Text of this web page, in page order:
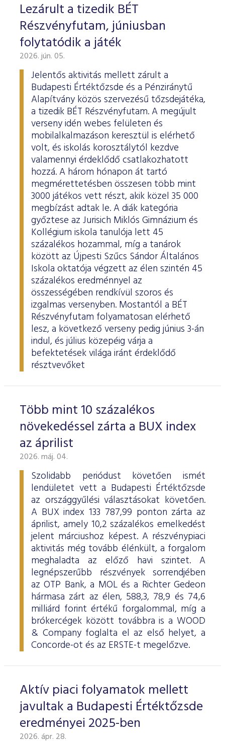
Lezárult a tizedik BÉT
Részvényfutam, júniusban
folytatódik a játék
2026. jún. 05.
Jelentős aktivitás mellett zárult a
Budapesti Értéktőzsde és a Pénziránytű
Alapítvány közös szervezésű tőzsdejátéka,
a tizedik BÉT Részvényfutam. A megújult
verseny idén webes felületen és
mobilalkalmazáson keresztül is elérhető
volt, és iskolás korosztálytól kezdve
valamennyi érdeklődő csatlakozhatott
hozzá. A három hónapon át tartó
megmérettetésben összesen több mint
3000 játékos vett részt, akik közel 35 000
megbízást adtak le. A diák kategória
győztese az Jurisich Miklós Gimnázium és
Kollégium iskola tanulója lett 45
százalékos hozammal, míg a tanárok
között az Újpesti Szűcs Sándor Általános
Iskola oktatója végzett az élen szintén 45
százalékos eredménnyel az
összességében rendkívül szoros és
izgalmas versenyben. Mostantól a BÉT
Részvényfutam folyamatosan elérhető
lesz, a következő verseny pedig június 3-án
indul, és július közepéig várja a
befektetések világa iránt érdeklődő
résztvevőket
Több mint 10 százalékos
növekedéssel zárta a BUX index
az áprilist
2026. máj. 04.
Szolidabb periódust követően ismét
lendületet vett a Budapesti Értéktőzsde
az országgyűlési választásokat követően.
A BUX index 133 787,99 ponton zárta az
áprilist, amely 10,2 százalékos emelkedést
jelent márciushoz képest. A részvénypiaci
aktivitás még tovább élénkült, a forgalom
meghaladta az előző havi szintet. A
legnépszerűbb részvények sorrendjében
az OTP Bank, a MOL és a Richter Gedeon
hármasa zárt az élen, 588,3, 78,9 és 74,6
milliárd forint értékű forgalommal, míg a
brókercégek között továbbra is a WOOD
& Company foglalta el az első helyet, a
Concorde-ot és az ERSTE-t megelőzve.
Aktív piaci folyamatok mellett
javultak a Budapesti Értéktőzsde
eredményei 2025-ben
2026. ápr. 28.